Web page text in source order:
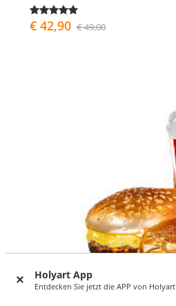
Holyart App
Entdecken Sie jetzt die APP von Holyart
€ 42,90 € 49,00